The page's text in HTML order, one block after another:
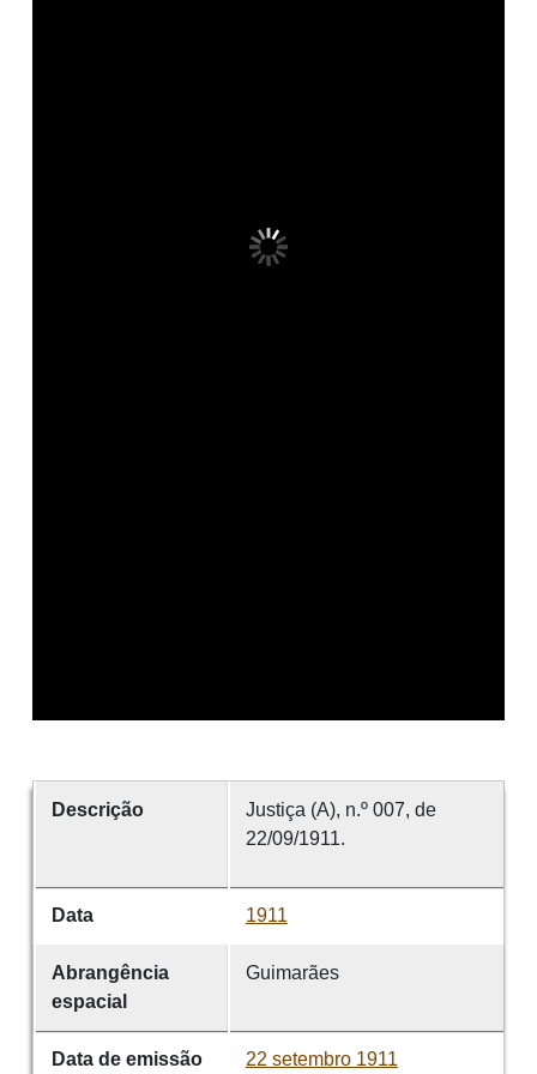
Descrição
Justiça (A), n.º 007, de
22/09/1911.
Data 1911
Abrangência
espacial
Guimarães
Data de emissão 22 setembro 1911